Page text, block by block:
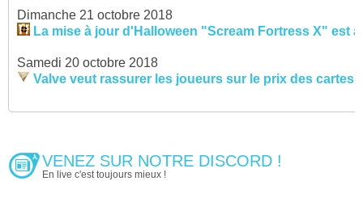
Dimanche 21 octobre 2018
La mise à jour d'Halloween "Scream Fortress X" est
Samedi 20 octobre 2018
Valve veut rassurer les joueurs sur le prix des cartes
VENEZ SUR NOTRE DISCORD !
En live c'est toujours mieux !